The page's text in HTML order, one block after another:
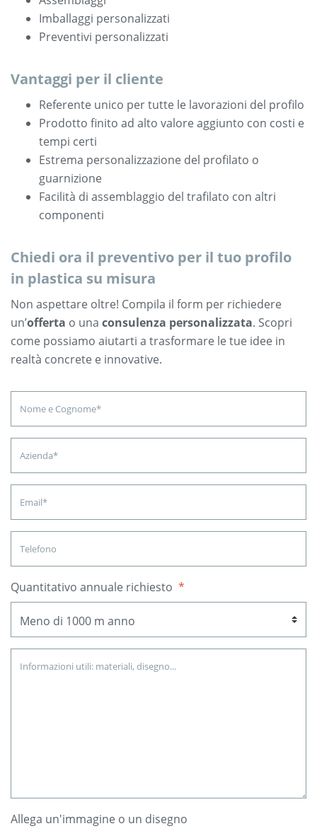
Imballaggi personalizzati
Preventivi personalizzati
Vantaggi per il cliente
Referente unico per tutte le lavorazioni del profilo
Prodotto finito ad alto valore aggiunto con costi e
tempi certi
Estrema personalizzazione del profilato o
guarnizione
Facilità di assemblaggio del trafilato con altri
componenti
Chiedi ora il preventivo per il tuo profilo
in plastica su misura
Non aspettare oltre! Compila il form per richiedere
un’offerta o una consulenza personalizzata. Scopri
come possiamo aiutarti a trasformare le tue idee in
realtà concrete e innovative.
Quantitativo annuale richiesto *
Allega un'immagine o un disegno